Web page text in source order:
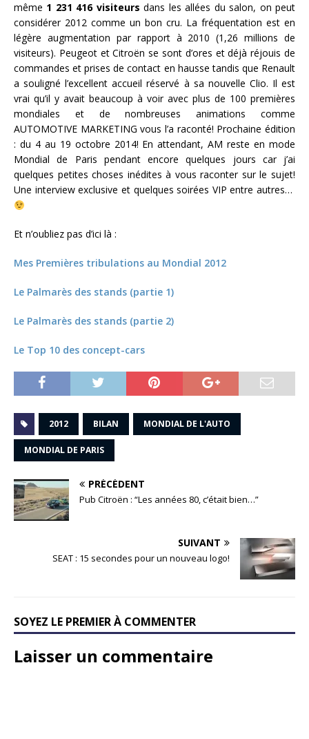
même 1 231 416 visiteurs dans les allées du salon, on peut
considérer 2012 comme un bon cru. La fréquentation est en
légère augmentation par rapport à 2010 (1,26 millions de
visiteurs). Peugeot et Citroën se sont d’ores et déjà réjouis de
commandes et prises de contact en hausse tandis que Renault
a souligné l’excellent accueil réservé à sa nouvelle Clio. Il est
vrai qu’il y avait beaucoup à voir avec plus de 100 premières
mondiales et de nombreuses animations comme
AUTOMOTIVE MARKETING vous l’a raconté! Prochaine édition
: du 4 au 19 octobre 2014! En attendant, AM reste en mode
Mondial de Paris pendant encore quelques jours car j’ai
quelques petites choses inédites à vous raconter sur le sujet!
Une interview exclusive et quelques soirées VIP entre autres…
Et n’oubliez pas d’ici là :
Mes Premières tribulations au Mondial 2012
Le Palmarès des stands (partie 1)
Le Palmarès des stands (partie 2)
Le Top 10 des concept-cars
2012 BILAN MONDIAL DE L'AUTO
MONDIAL DE PARIS
PRÉCÉDENT
Pub Citroën : “Les années 80, c’était bien…”
SUIVANT
SEAT : 15 secondes pour un nouveau logo!
SOYEZ LE PREMIER À COMMENTER
Laisser un commentaire